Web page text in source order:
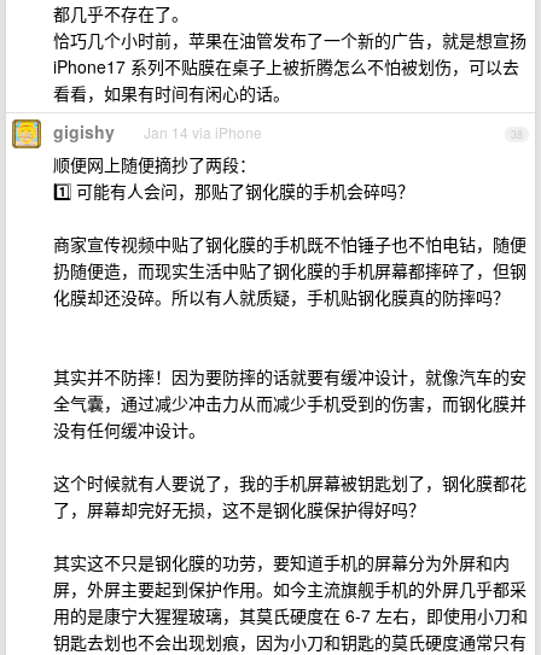
都几乎不存在了。
恰巧几个小时前，苹果在油管发布了一个新的广告，就是想宣扬
iPhone17 系列不贴膜在桌子上被折腾怎么不怕被划伤，可以去
看看，如果有时间有闲心的话。
38
gigishy Jan 14 via iPhone
顺便网上随便摘抄了两段：
1️⃣ 可能有人会问，那贴了钢化膜的手机会碎吗？
商家宣传视频中贴了钢化膜的手机既不怕锤子也不怕电钻，随便
扔随便造，而现实生活中贴了钢化膜的手机屏幕都摔碎了，但钢
化膜却还没碎。所以有人就质疑，手机贴钢化膜真的防摔吗？
其实并不防摔！因为要防摔的话就要有缓冲设计，就像汽车的安
全气囊，通过减少冲击力从而减少手机受到的伤害，而钢化膜并
没有任何缓冲设计。
这个时候就有人要说了，我的手机屏幕被钥匙划了，钢化膜都花
了，屏幕却完好无损，这不是钢化膜保护得好吗？
其实这不只是钢化膜的功劳，要知道手机的屏幕分为外屏和内
屏，外屏主要起到保护作用。如今主流旗舰手机的外屏几乎都采
用的是康宁大猩猩玻璃，其莫氏硬度在 6-7 左右，即使用小刀和
钥匙去划也不会出现划痕，因为小刀和钥匙的莫氏硬度通常只有